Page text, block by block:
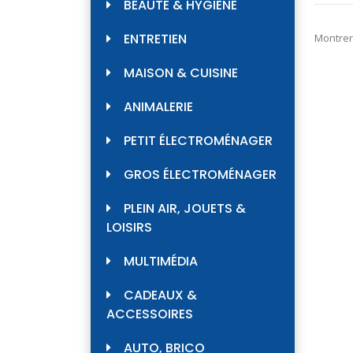
BEAUTÉ & HYGIÈNE
ENTRETIEN
MAISON & CUISINE
ANIMALERIE
PETIT ÉLECTROMÉNAGER
GROS ÉLECTROMÉNAGER
PLEIN AIR, JOUETS &
LOISIRS
MULTIMÉDIA
CADEAUX &
ACCESSOIRES
AUTO, BRICO